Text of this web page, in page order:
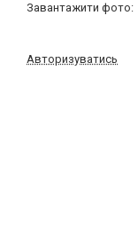
Завантажити фото:
Авторизуватись